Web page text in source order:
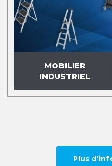
MOBILIER
INDUSTRIEL
Plus